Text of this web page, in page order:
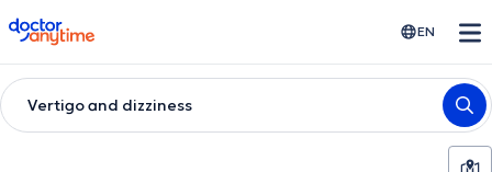
doctoranytime EN
Vertigo and dizziness